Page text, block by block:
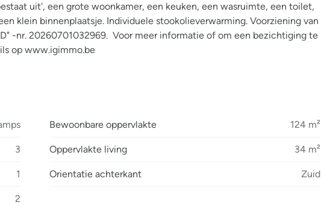
uit', een grote woonkamer, een keuken, een wasruimte, een toilet,
klein binnenplaatsje. Individuele stookolieverwarming. Voorziening van
-nr. 20260701032969. Voor meer informatie of om een bezichtiging te
op www.igimmo.be
Bewoonbare oppervlakte 124 m²
3 Oppervlakte living 34 m²
1 Orientatie achterkant Zuid
2